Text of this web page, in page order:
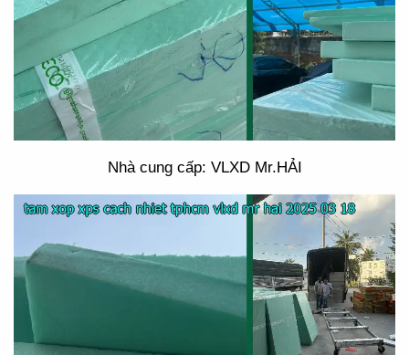
Nhà cung cấp: VLXD Mr.HẢI